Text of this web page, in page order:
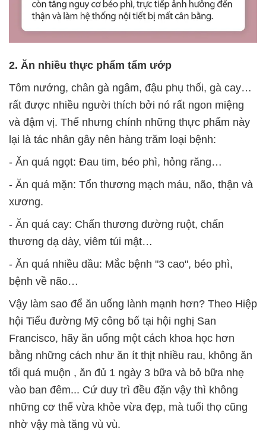
2. Ăn nhiều thực phẩm tẩm ướp
Tôm nướng, chân gà ngâm, đậu phụ thối, gà cay…
rất được nhiều người thích bởi nó rất ngon miệng
và đậm vị. Thế nhưng chính những thực phẩm này
lại là tác nhân gây nên hàng trăm loại bệnh:
- Ăn quá ngọt: Đau tim, béo phì, hỏng răng…
- Ăn quá mặn: Tổn thương mạch máu, não, thận và
xương.
- Ăn quá cay: Chấn thương đường ruột, chấn
thương dạ dày, viêm túi mật…
- Ăn quá nhiều dầu: Mắc bệnh "3 cao", béo phì,
bệnh về não…
Vậy làm sao để ăn uống lành mạnh hơn? Theo Hiệp
hội Tiểu đường Mỹ công bố tại hội nghị San
Francisco, hãy ăn uống một cách khoa học hơn
bằng những cách như ăn ít thịt nhiều rau, không ăn
tối quá muộn , ăn đủ 1 ngày 3 bữa và bỏ bữa nhẹ
vào ban đêm... Cứ duy trì đều đặn vậy thì không
những cơ thể vừa khỏe vừa đẹp, mà tuổi thọ cũng
nhờ vậy mà tăng vù vù.